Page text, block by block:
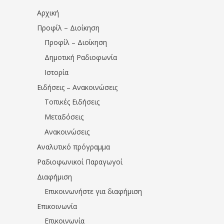
Αρχική
Προφίλ – Διοίκηση
Προφίλ – Διοίκηση
Δημοτική Ραδιοφωνία
Ιστορία
Ειδήσεις – Ανακοινώσεις
Τοπικές Ειδήσεις
Μεταδόσεις
Ανακοινώσεις
Αναλυτικό πρόγραμμα
Ραδιοφωνικοί Παραγωγοί
Διαφήμιση
Επικοινωνήστε για διαφήμιση
Επικοινωνία
Επικοινωνία